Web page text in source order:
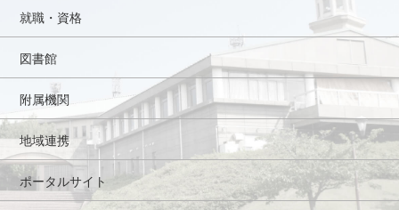
就職・資格
図書館
附属機関
地域連携
ポータルサイト